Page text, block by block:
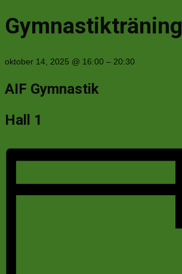
Gymnastikträning
oktober 14, 2025 @ 16:00 – 20:30
AIF Gymnastik
Hall 1